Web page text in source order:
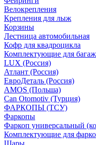
Велокрепления
Крепления для лыж
Корзины
Лестница автомобильная
Кофр для квадроцикла
Комплектующие для
LUX (Россия)
Атлант (Россия)
ЕвроДеталь (Россия)
AMOS (Польша)
Can Otomotiv (Турция)
ФАРКОПЫ (ТСУ)
Фаркопы
Фаркоп универсальный
Комплектующие для
Шары